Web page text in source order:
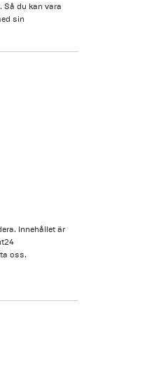
Så du kan vara
sin
Innehållet är
oss.